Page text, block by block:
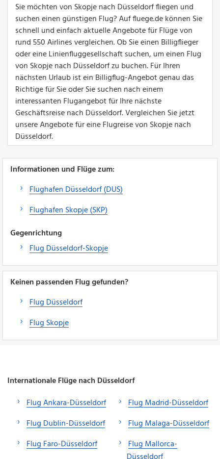
Sie möchten von Skopje nach Düsseldorf fliegen und
suchen einen günstigen Flug? Auf fluege.de können Sie
schnell und einfach aktuelle Angebote für Flüge von
rund 550 Airlines vergleichen. Ob Sie einen Billigflieger
oder eine Linienfluggesellschaft suchen, um einen Flug
von Skopje nach Düsseldorf zu buchen. Für Ihren
nächsten Urlaub ist ein Billigflug-Angebot genau das
Richtige für Sie oder Sie suchen nach einem
interessanten Flugangebot für Ihre nächste
Geschäftsreise nach Düsseldorf. Vergleichen Sie jetzt
unsere Angebote für eine Flugreise von Skopje nach
Düsseldorf.
Informationen und Flüge zum:
Flughafen Düsseldorf (DUS)
Flughafen Skopje (SKP)
Gegenrichtung
Flug Düsseldorf-Skopje
Keinen passenden Flug gefunden?
Flug Düsseldorf
Flug Skopje
Internationale Flüge nach Düsseldorf
Flug Ankara-Düsseldorf
Flug Dublin-Düsseldorf
Flug Faro-Düsseldorf
Flug Madrid-Düsseldorf
Flug Malaga-Düsseldorf
Flug Mallorca-